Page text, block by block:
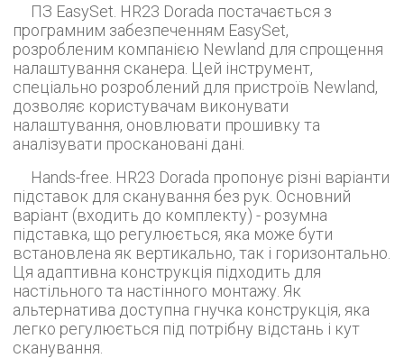
ПЗ EasySet. HR23 Dorada постачається з
програмним забезпеченням EasySet,
розробленим компанією Newland для спрощення
налаштування сканера. Цей інструмент,
спеціально розроблений для пристроїв Newland,
дозволяє користувачам виконувати
налаштування, оновлювати прошивку та
аналізувати проскановані дані.
Hands-free. HR23 Dorada пропонує різні варіанти
підставок для сканування без рук. Основний
варіант (входить до комплекту) - розумна
підставка, що регулюється, яка може бути
встановлена ​​як вертикально, так і горизонтально.
Ця адаптивна конструкція підходить для
настільного та настінного монтажу. Як
альтернатива доступна гнучка конструкція, яка
легко регулюється під потрібну відстань і кут
сканування.